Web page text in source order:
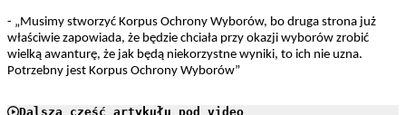
- „Musimy stworzyć Korpus Ochrony Wyborów, bo druga strona już
właściwie zapowiada, że będzie chciała przy okazji wyborów zrobić
wielką awanturę, że jak będą niekorzystne wyniki, to ich nie uzna.
Potrzebny jest Korpus Ochrony Wyborów”
Dalsza część artykułu pod video